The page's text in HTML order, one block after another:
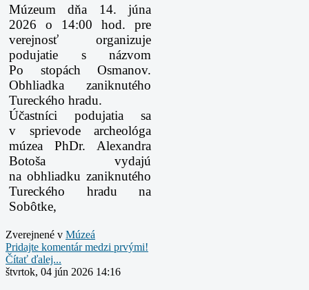
Múzeum dňa 14. júna
2026 o 14:00 hod. pre
verejnosť organizuje
podujatie s názvom
Po stopách Osmanov.
Obhliadka zaniknutého
Tureckého hradu.
Účastníci podujatia sa
v sprievode archeológa
múzea PhDr. Alexandra
Botoša vydajú
na obhliadku zaniknutého
Tureckého hradu na
Sobôtke,
Zverejnené v Múzeá
Pridajte komentár medzi prvými!
Čítať ďalej...
štvrtok, 04 jún 2026 14:16